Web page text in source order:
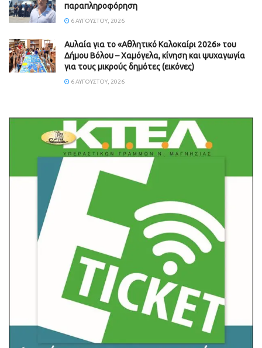
παραπληροφόρηση
6 ΑΥΓΟΎΣΤΟΥ, 2026
Αυλαία για το «Αθλητικό Καλοκαίρι 2026» του
Δήμου Βόλου – Χαμόγελα, κίνηση και ψυχαγωγία
για τους μικρούς δημότες (εικόνες)
6 ΑΥΓΟΎΣΤΟΥ, 2026